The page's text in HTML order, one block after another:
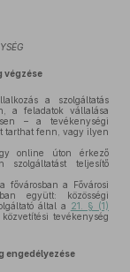
végzése
a szolgáltatás
a feladatok vállalása
– a tevékenységi
tarthat fenn, vagy ilyen
online úton érkező
szolgáltatást teljesítő
fővárosban a Fővárosi
együtt: közösségi
által a 21. § (1)
tevékenység
engedélyezése